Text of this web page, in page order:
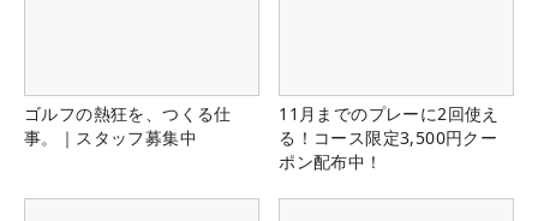
ゴルフの熱狂を、つくる仕
事。｜スタッフ募集中
11月までのプレーに2回使え
る！コース限定3,500円クー
ポン配布中！